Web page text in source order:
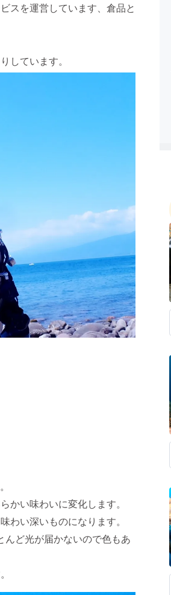
スを運営しています、倉品と
しています。
かい味わいに変化します。
わい深いものになります。
ど光が届かないので色もあ